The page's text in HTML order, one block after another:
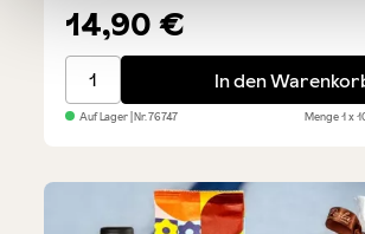
14,90 €
Tartufi - Mix in Präsentdose, braun
In den
Auf Lager| Nr.76747 Menge1 x